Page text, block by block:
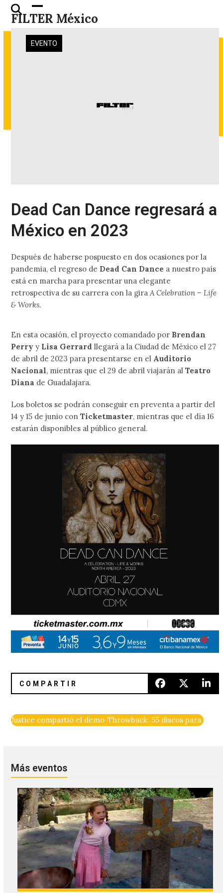
Skip
content
FILTER México
Open
mobile
menu
Close
mobile
menu
EVENTO
Dead Can Dance regresará a
México en 2023
Después de haberse pospuesto en dos ocasiones por la
pandemia, el regreso de Dead Can Dance a nuestro país
está en marcha para presentar una elegante
retrospectiva de su carrera con la gira A Celebration – Life
& Works.
En esta ocasión, el proyecto comandado por Brendan
Perry y Lisa Gerrard llegará a la Ciudad de México el 27
de abril de 2023 para presentarse en el Auditorio
Nacional, mientras que el 29 de abril viajarán alTeatro
Diana de Guadalajara.
Los boletos se podrán conseguir en preventa a partir del
14 y 15 de junio conTicketmaster, mientras que el día 16
estarán disponibles al público general.
Justice compartió el demo de «D.A.N.C.E.»
Throwback: 55 discos para
Más eventos